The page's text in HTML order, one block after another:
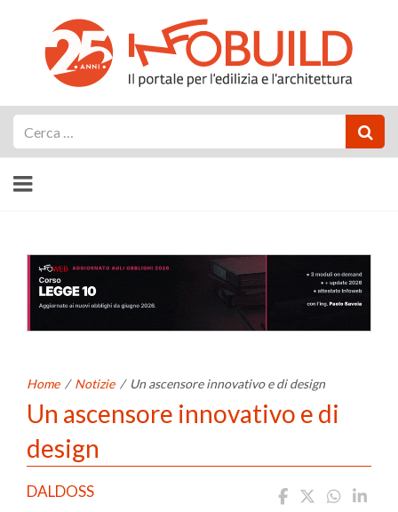
Home / Notizie / Un ascensore innovativo e di design
Un ascensore innovativo e di
design
DALDOSS